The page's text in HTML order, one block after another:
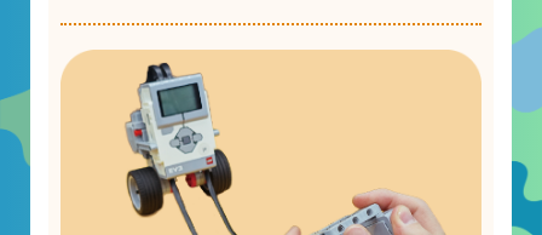
天体観測室
展望テラス・円形広場
スペースシアター
実験工作室